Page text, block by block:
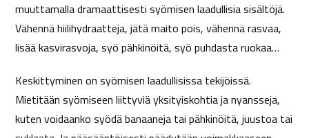
muuttamalla dramaattisesti syömisen laadullisia sisältöjä.
Vähennä hiilihydraatteja, jätä maito pois, vähennä rasvaa,
lisää kasvirasvoja, syö pähkinöitä, syö puhdasta ruokaa…
Keskittyminen on syömisen laadullisissa tekijöissä.
Mietitään syömiseen liittyviä yksityiskohtia ja nyansseja,
kuten voidaanko syödä banaaneja tai pähkinöitä, juustoa tai